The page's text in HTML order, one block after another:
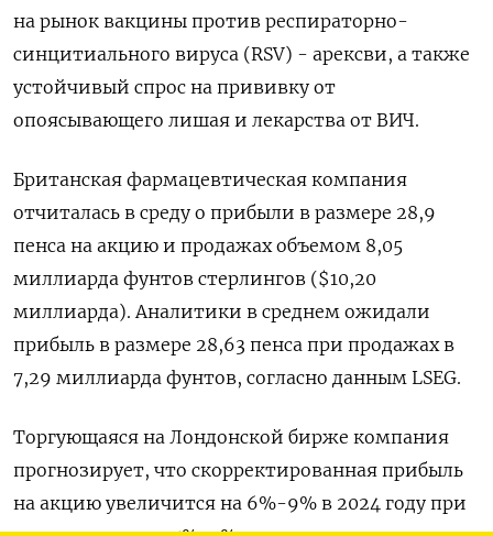
на рынок вакцины против респираторно-
синцитиального вируса (RSV) - арексви, а также
устойчивый спрос на прививку от
опоясывающего лишая и лекарства от ВИЧ.
Британская фармацевтическая компания
отчиталась в среду о прибыли в размере 28,9
пенса на акцию и продажах объемом 8,05
миллиарда фунтов стерлингов ($10,20
миллиарда). Аналитики в среднем ожидали
прибыль в размере 28,63 пенса при продажах в
7,29 миллиарда фунтов, согласно данным LSEG.
Торгующаяся на Лондонской бирже компания
прогнозирует, что скорректированная прибыль
на акцию увеличится на 6%-9% в 2024 году при